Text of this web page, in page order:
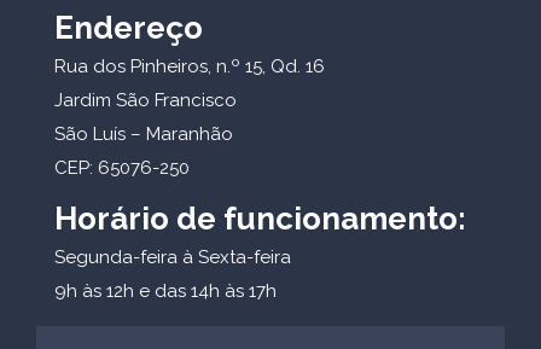
Endereço
Rua dos Pinheiros, n.º 15, Qd. 16
Jardim São Francisco
São Luís – Maranhão
CEP: 65076-250
Horário de funcionamento:
Segunda-feira à Sexta-feira
9h às 12h e das 14h às 17h